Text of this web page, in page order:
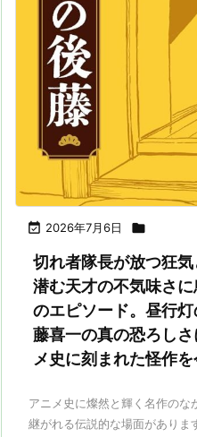
 2026年7月6日 
切れ者隊長が放つ狂
潜む天才の不気味さ
のエピソード。昼行
藤喜一の真の恐ろし
メ史に刻まれた怪作を
アニメ史に燦然と輝く名作のな
継がれる伝説的な場面がありま